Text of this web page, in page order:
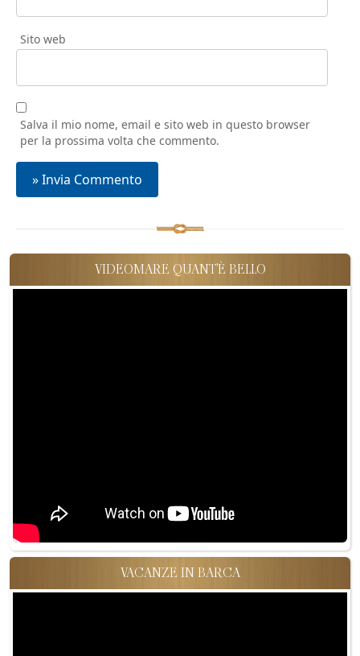
Sito web
Salva il mio nome, email e sito web in questo browser
per la prossima volta che commento.
VIDEOMARE QUANT'È BELLO
VACANZE IN BARCA